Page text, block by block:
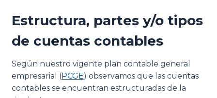
Estructura, partes y/o tipos
de cuentas contables
Según nuestro vigente plan contable general
empresarial (PCGE) observamos que las cuentas
contables se encuentran estructuradas de la